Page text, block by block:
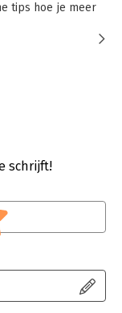
tips hoe je meer
leert je kijken
ze blij van het
En waarom
de impact van
landschap
te zien is. Net als
aanstekelijke
en romans
schrijft!